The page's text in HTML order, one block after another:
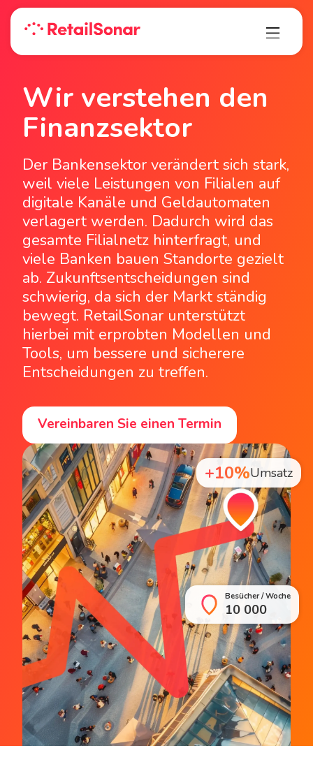
Wir verstehen den
Finanzsektor
Der Bankensektor verändert sich stark,
weil viele Leistungen von Filialen auf
digitale Kanäle und Geldautomaten
verlagert werden. Dadurch wird das
gesamte Filialnetz hinterfragt, und
viele Banken bauen Standorte gezielt
ab. Zukunftsentscheidungen sind
schwierig, da sich der Markt ständig
bewegt. RetailSonar unterstützt
hierbei mit erprobten Modellen und
Tools, um bessere und sicherere
Entscheidungen zu treffen.
Vereinbaren Sie einen Termin
Besücher / Woche
10 000
+10%Umsatz